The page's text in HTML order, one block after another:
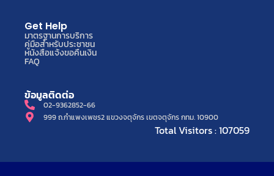
Get Help
มาตรฐานการบริการ
คู่มือสำหรับประชาชน
หนังสือแจ้งขอคืนเงิน
FAQ
ข้อมูลติดต่อ
02-9362852-66
999 ถ.กำแพงเพชร2 แขวงจตุจักร เขตจตุจักร กทม. 10900
Total Visitors : 107059